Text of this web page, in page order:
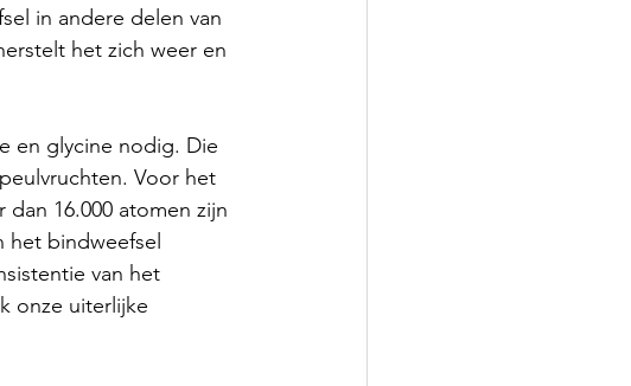
in andere delen van
het zich weer en
en glycine nodig. Die
Voor het
16.000 atomen zijn
bindweefsel
van het
onze uiterlijke